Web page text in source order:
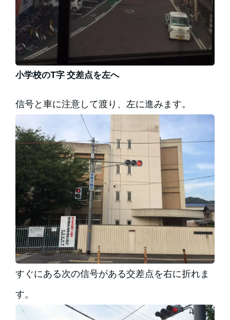
小学校のT字 交差点を左へ
信号と車に注意して渡り、左に進みます。
すぐにある次の信号がある交差点を右に折れま
す。